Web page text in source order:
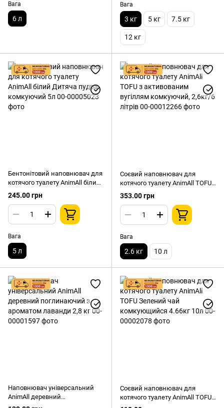
Вага
6 л
Вага
3 кг 5 кг 7.5 кг
12 кг
Бентонітовий наповнювач для
котячого туалету AnimAll білий
Дитяча пудра комкуючий 5л
245.00 грн
Вага
5 л
Соєвий наповнювач для
котячого туалету AnimAll TOFU
з активованим вугіллям
комкуючий, 2,6кг/6 літрів
353.00 грн
Вага
2.6 кг 10 л
Наповнювач універсальний
AnimAll деревний
поглинаючий з ароматом
Соєвий наповнювач для
котячого туалету AnimAll TOFU
Зелений чай комкующийся